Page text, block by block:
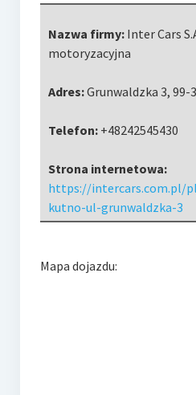
Nazwa firmy: Inter Cars
motoryzacyjna
Adres:Grunwaldzka 3, 99-
Telefon: +48242545430
Strona internetowa:
https://intercars.com.pl/
kutno-ul-grunwaldzka-3
Mapa dojazdu: